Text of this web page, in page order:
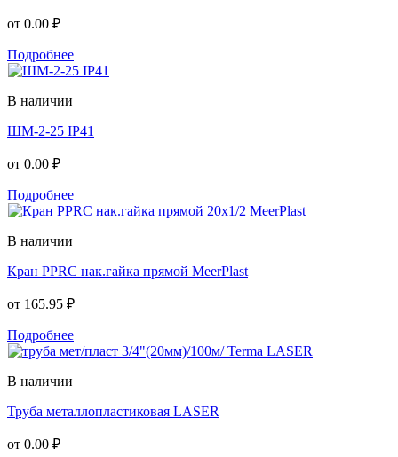
от 0.00 ₽
Подробнее
В наличии
ШМ-2-25 IP41
от 0.00 ₽
Подробнее
В наличии
Кран PPRC нак.гайка прямой MeerPlast
от 165.95 ₽
Подробнее
В наличии
Труба металлопластиковая LASER
от 0.00 ₽